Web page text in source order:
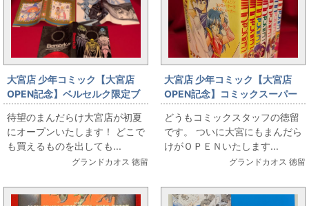
大宮店 少年コミック【大宮店
OPEN記念】ベルセルク限定ブ
ックカバー3種ご用意いたしまし
た！
待望のまんだらけ大宮店が初夏
にオープンいたします！ どこで
も買えるものを出しても...
グランドカオス 徳留
大宮店 少年コミック【大宮店
OPEN記念】コミックスーパー
ファミコンセレクション全7巻セ
ット出します
どうもコミックスタッフの徳留
です。 ついに大宮にもまんだら
けがＯＰＥＮいたします...
グランドカオス 徳留